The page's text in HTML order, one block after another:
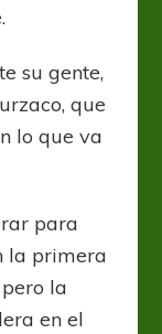
su gente,
que
lo que va
para
la primera
la
en el